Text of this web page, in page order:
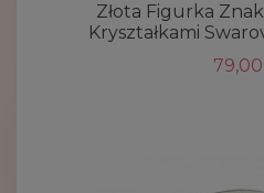
Złota Figurka
Kryształkami
79,00